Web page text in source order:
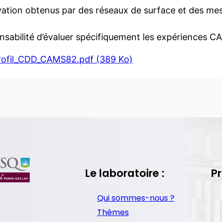
obtenus par des réseaux de surface et des
d’évaluer spécifiquement les expériences
(389 Ko)
Le laboratoire :
Qui sommes-nous ?
Thèmes